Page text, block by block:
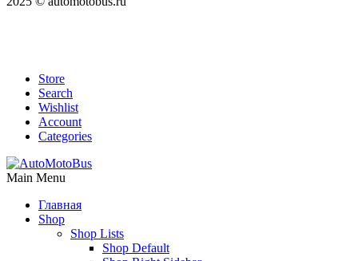
Store
Search
Wishlist
Account
Categories
Main Menu
Главная
Shop
Shop Lists
Shop Default